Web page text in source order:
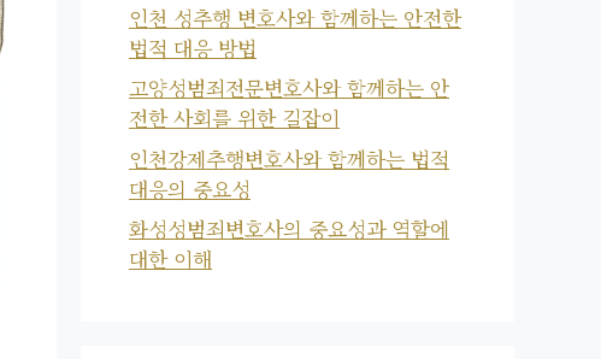
인천 성추행 변호사와 함께하는 안전한
법적 대응 방법
고양성범죄전문변호사와 함께하는 안
전한 사회를 위한 길잡이
인천강제추행변호사와 함께하는 법적
대응의 중요성
화성성범죄변호사의 중요성과 역할에
대한 이해